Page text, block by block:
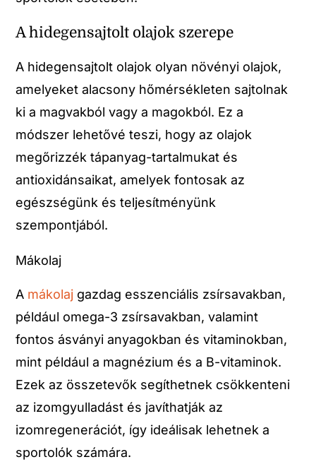
A hidegensajtolt olajok szerepe
A hidegensajtolt olajok olyan növényi olajok,
amelyeket alacsony hőmérsékleten sajtolnak
ki a magvakból vagy a magokból. Ez a
módszer lehetővé teszi, hogy az olajok
megőrizzék tápanyag-tartalmukat és
antioxidánsaikat, amelyek fontosak az
egészségünk és teljesítményünk
szempontjából.
Mákolaj
A mákolaj gazdag esszenciális zsírsavakban,
például omega-3 zsírsavakban, valamint
fontos ásványi anyagokban és vitaminokban,
mint például a magnézium és a B-vitaminok.
Ezek az összetevők segíthetnek csökkenteni
az izomgyulladást és javíthatják az
izomregenerációt, így ideálisak lehetnek a
sportolók számára.